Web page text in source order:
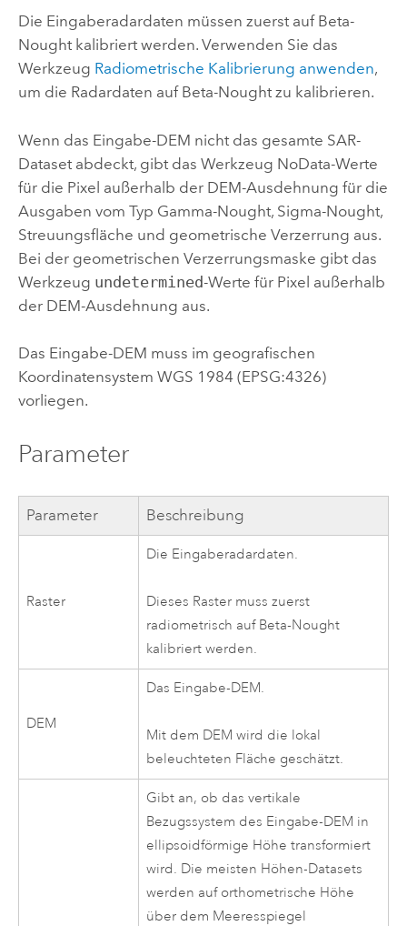
Die Eingaberadardaten müssen zuerst auf Beta-
Nought kalibriert werden. Verwenden Sie das
Werkzeug Radiometrische Kalibrierung anwenden,
um die Radardaten auf Beta-Nought zu kalibrieren.
Wenn das Eingabe-DEM nicht das gesamte SAR-
Dataset abdeckt, gibt das Werkzeug NoData-Werte
für die Pixel außerhalb der DEM-Ausdehnung für die
Ausgaben vom Typ Gamma-Nought, Sigma-Nought,
Streuungsfläche und geometrische Verzerrung aus.
Bei der geometrischen Verzerrungsmaske gibt das
Werkzeug undetermined-Werte für Pixel außerhalb
der DEM-Ausdehnung aus.
Das Eingabe-DEM muss im geografischen
Koordinatensystem WGS 1984 (EPSG:4326)
vorliegen.
Parameter
Parameter Beschreibung
Raster
Die Eingaberadardaten.
Dieses Raster muss zuerst
radiometrisch auf Beta-Nought
kalibriert werden.
DEM
Das Eingabe-DEM.
Mit dem DEM wird die lokal
beleuchteten Fläche geschätzt.
Gibt an, ob das vertikale
Bezugssystem des Eingabe-DEM in
ellipsoidförmige Höhe transformiert
wird. Die meisten Höhen-Datasets
werden auf orthometrische Höhe
über dem Meeresspiegel